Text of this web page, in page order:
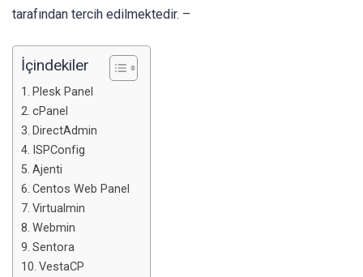
tarafından tercih edilmektedir. –
İçindekiler
Plesk Panel
cPanel
DirectAdmin
ISPConfig
Ajenti
Centos Web Panel
Virtualmin
Webmin
Sentora
VestaCP